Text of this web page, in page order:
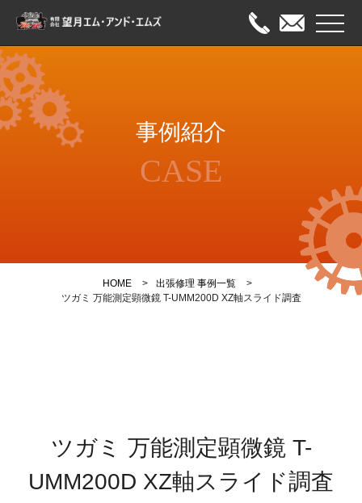
メニ
HOME
出張修理
オーバーホール
事例紹介
会社案内
事例紹介
CASE
HOME
出張修理 事例一覧
ツガミ 万能測定顕微鏡 T-UMM200D XZ軸スライド調査
ツガミ 万能測定顕微鏡 T-
UMM200D XZ軸スライド調査